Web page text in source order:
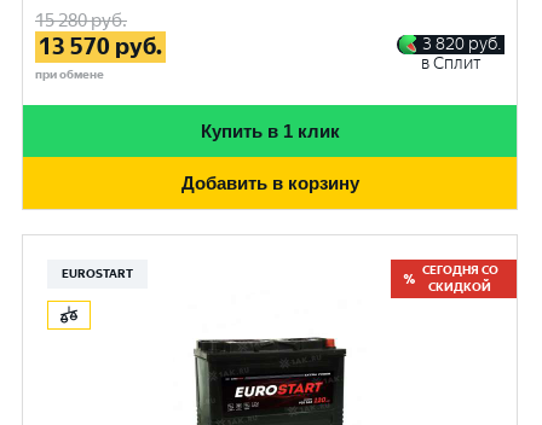
15 280руб.
13 570 руб.
при обмене
3 820 руб.
в Сплит
Купить в 1 клик
Добавить в корзину
EUROSTART
СЕГОДНЯ СО
СКИДКОЙ